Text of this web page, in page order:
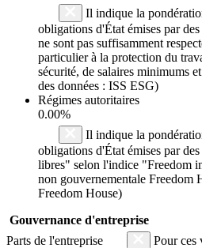
Il indique la
obligations d'État émises par
ne sont pas suffisamment
particulier à la protection du
sécurité, de salaires minimums
des données : ISS ESG)
Régimes autoritaires
0.00%
Il indique la
obligations d'État émises par
libres" selon l'indice "Freedom
non gouvernementale Freedom
Freedom House)
Gouvernance d'entreprise
Parts de l'entreprise
Pour ces